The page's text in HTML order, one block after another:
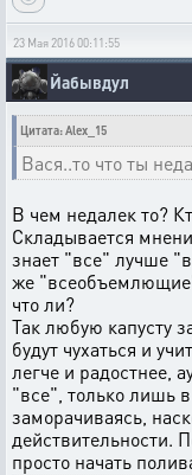
23 Мая 2016 00:11:55
Йабывдул
Цитата: Alex_15
Вася..то что ты
В чем недалек то?
Складывается
знает "все" лучше
же
что ли?
Так любую капусту
будут чухаться и
легче и радостнее,
"все", только лишь
заморачиваясь,
действительности.
просто начать